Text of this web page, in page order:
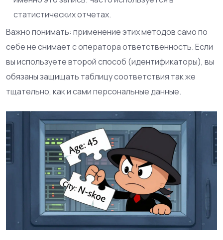
статистических отчетах.
Важно понимать: применение этих методов само по
себе не снимает с оператора ответственность. Если
вы используете второй способ (идентификаторы), вы
обязаны защищать таблицу соответствия так же
тщательно, как и сами персональные данные.